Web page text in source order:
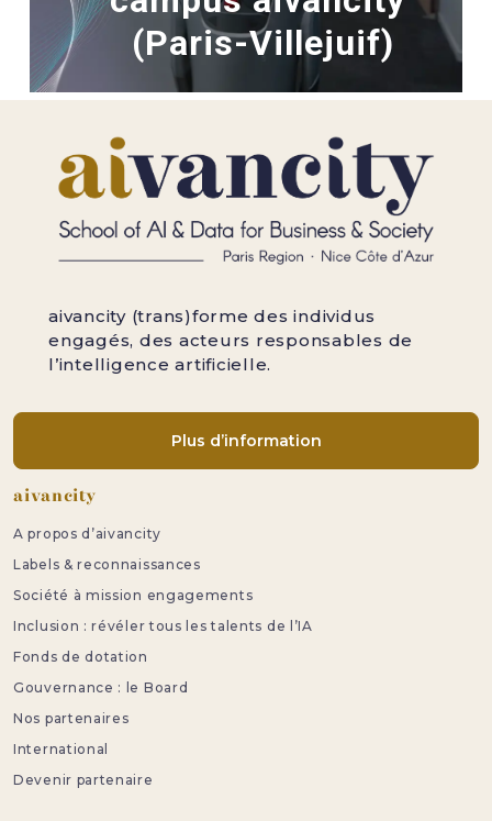
(Paris-Villejuif)
aivancity (trans)forme des individus
engagés, des acteurs responsables de
l’intelligence artificielle.
Plus d’information
Pied de page
aivancity
A propos d’aivancity
Labels & reconnaissances
Société à mission engagements
Inclusion : révéler tous les talents de l’IA
Fonds de dotation
Gouvernance : le Board
Nos partenaires
International
Devenir partenaire